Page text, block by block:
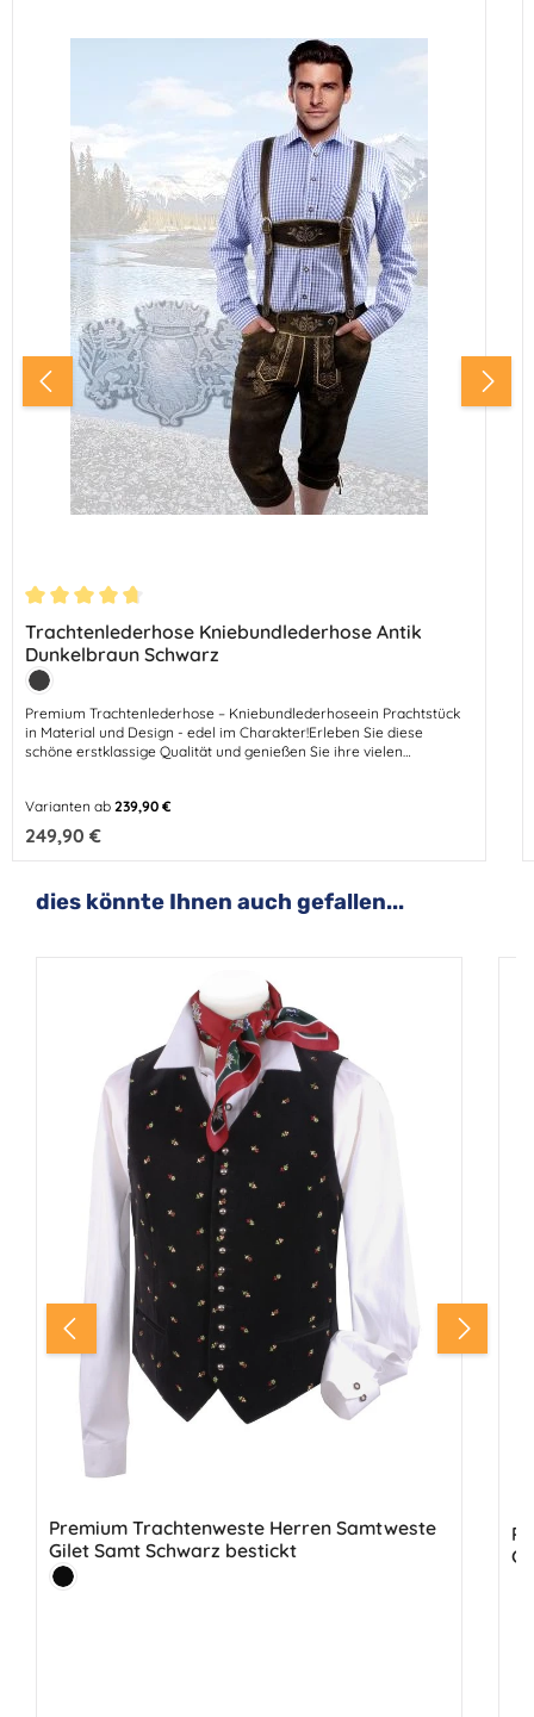
Durchschnittliche Bewertung von 4.71 von 5 Sternen
Trachtenlederhose Kniebundlederhose Antik
Dunkelbraun Schwarz
Farbe:
Antik
Premium Trachtenlederhose – Kniebundlederhoseein Prachtstück
in Material und Design - edel im Charakter!Erleben Sie diese
schöne erstklassige Qualität und genießen Sie ihre vielen
und all die kleinen Details, die dem Kenner verraten, dass es sich
bei diesen Lederhosen um etwas ganz Besonderes, etwas
Einzigartiges handelt - und das alles zum vernünftigen, fairen
Preis.Für die Bestellung der richtigen Größe beachten Sie bitte,dass
Varianten ab 239,90 €
Regulärer Preis:
249,90 €
Produktgalerie überspringen
dies könnte Ihnen auch gefallen...
Premium Trachtenweste Herren Samtweste
Gilet Samt Schwarz bestickt
Farbe:
Schwarz